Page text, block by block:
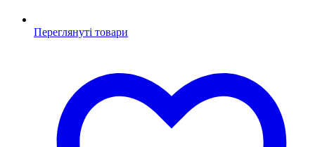
Переглянуті товари